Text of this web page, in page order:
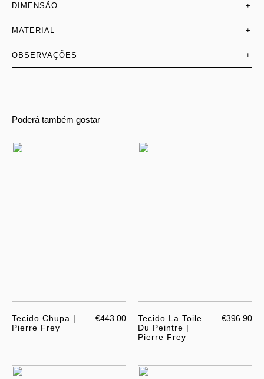
DIMENSÃO +
MATERIAL +
OBSERVAÇÕES +
Poderá também gostar
Tecido Chupa |
Pierre Frey
€443.00
Tecido La Toile
Du Peintre |
Pierre Frey
€396.90